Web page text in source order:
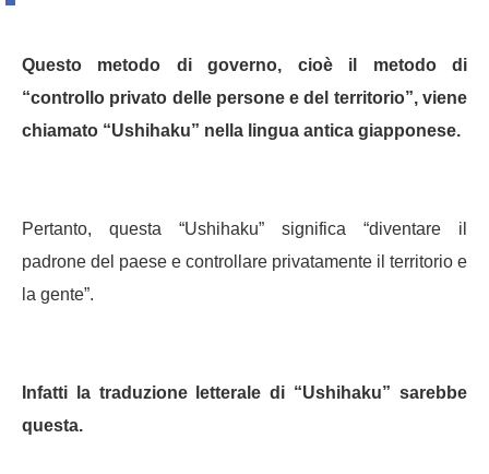
Questo metodo di governo, cioè il metodo di
“controllo privato delle persone e del territorio”, viene
chiamato “Ushihaku” nella lingua antica giapponese.
Pertanto, questa “Ushihaku” significa “diventare il
padrone del paese e controllare privatamente il territorio e
la gente”.
Infatti la traduzione letterale di “Ushihaku” sarebbe
questa.